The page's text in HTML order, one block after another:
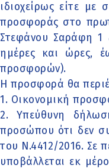
ιδιοχείρως είτε
προσφοράς στο
Στεφάνου Σαράφη 1
ημέρες και ώρες,
προσφορών).
Η προσφορά θα
1. Οικονομική
2. Υπεύθυνη
προσώπου ότι δεν
του Ν.4412/2016. Σε
υποβάλλεται εκ